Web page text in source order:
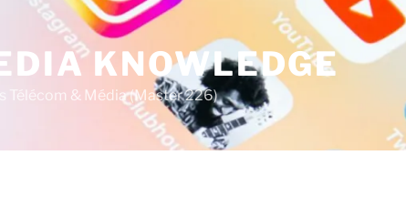
KNOWLEDGE
Télécom & Média (Master 226)